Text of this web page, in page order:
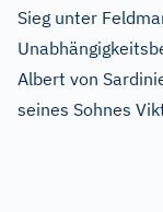
Sieg unter
Albert von
seines Sohnes